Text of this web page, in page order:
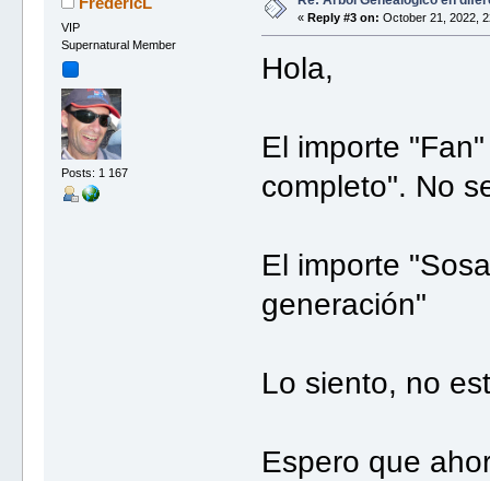
VIP
Supernatural Member
Posts: 1 167
« Reply #3 on: October 21, 2022,
Hola,
El importe
completo". No
El importe
generación"
Lo siento, no
Espero que